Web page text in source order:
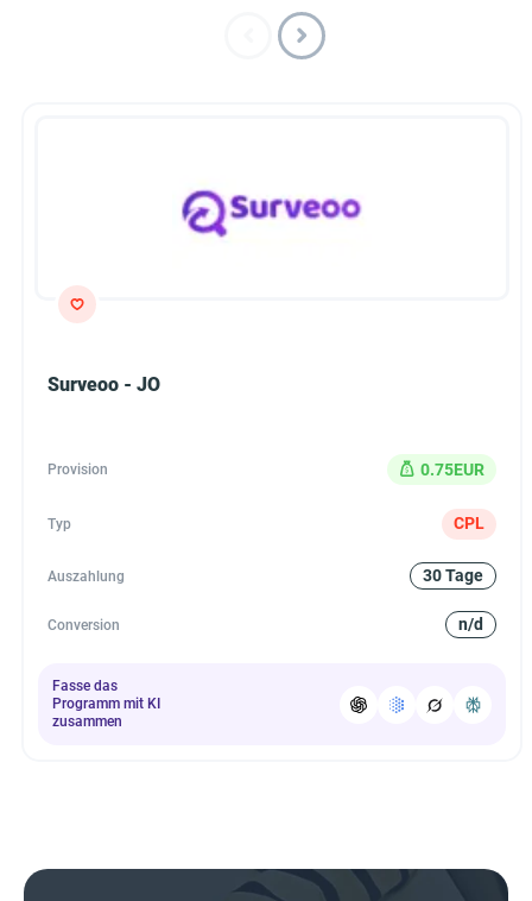
Surveoo - JO
Provision 0.75EUR
Typ CPL
Auszahlung 30 Tage
Conversion n/d
Fasse das
Programm mit KI
zusammen